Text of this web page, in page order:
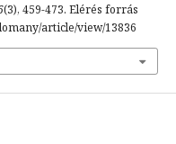
(3), 459-473. Elérés forrás
article/view/13836